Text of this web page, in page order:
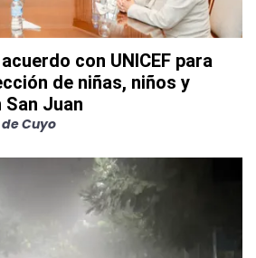
con UNICEF para
de niñas, niños y
Juan
Cuyo